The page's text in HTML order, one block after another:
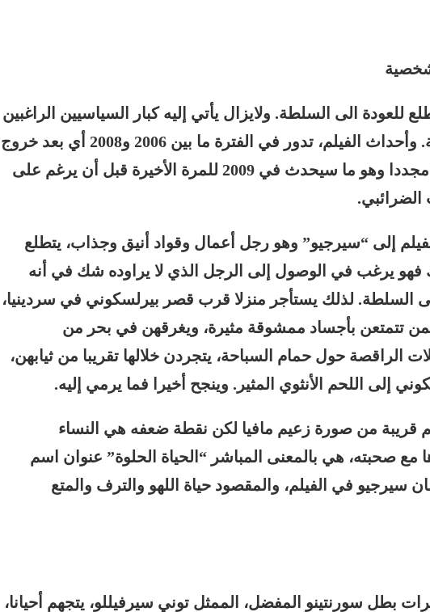
للعودة الى السلطة. ولايزال يأتي إليه كبار السياسيين الراغبين
في الفوز والوصول للسلطة. وأحداث الفيلم، تدور في الفترة ما بين 2006 و2008 أي بعد خروج
بيرلسكوني وتطلعه للعودة مجددا وهو ما سيحدث في 2009 للمرة الأخيرة قبل أن يرغم على
الضرائبي.
إلى “سيرجيو” وهو رجل أعمال وقواد أنيق وجذاب، يتطلع
فهو يرغب في الوصول إلى الرجل الذي لا يراوده شك في أنه
السلطة. لذلك يستأجر منزلا قرب قصر بيرلسكوني في سردينيا،
تتمتعن بأجساد ممشوقة مثيرة، ويغرقهن في بحر من
الراقصة حول حمام السباحة، يتجردن خلالها تقريبا من ثيابهن،
إلى اللحم الأنثوي المثير. وينجح أخيرا فما يرمي إليه.
قريبة من صورة زعيم مافيا لكن نقطة ضعفه هي النساء
مع صحبته، هي بالمعنى المباشر “الحياة الحلوة” عنوان اسم
سيرجيو في الفيلم، والمقصود حياة اللهو والترف والمتع
بطل سورنتينو المفضل، الممثل توني سيرفيللو، يتجهم أحيانا،